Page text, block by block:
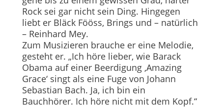
Rock sei gar nicht sein Ding. Hingegen
liebt er Bläck Fööss, Brings und – natürlich
– Reinhard Mey.
Zum Musizieren brauche er eine Melodie,
gesteht er. „Ich höre lieber, wie Barack
Obama auf einer Beerdigung ‚Amazing
Grace‘ singt als eine Fuge von Johann
Sebastian Bach. Ja, ich bin ein
Bauchhörer. Ich höre nicht mit dem Kopf.“